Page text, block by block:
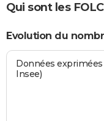
Qui sont les
Evolution du
Données
Insee)